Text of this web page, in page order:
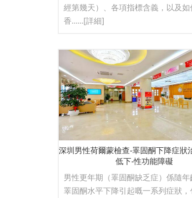
經第幾天）、各項指標含義，以及
香......[詳細]
深圳男性荷爾蒙檢查-睪固酮下降症狀
低下-性功能障礙
男性更年期（睪固酮缺乏症）係隨年
睪固酮水平下降引起嘅一系列症狀